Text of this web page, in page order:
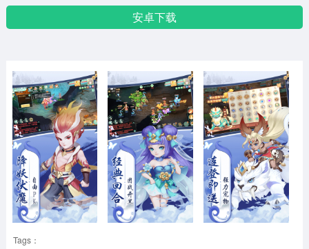
安卓下载
Tags：